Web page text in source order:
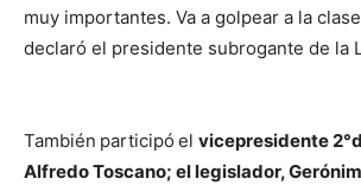
muy importantes. Va a golpear a la clase
declaró el presidente subrogante de la
También participó el vicepresidente
Alfredo Toscano; el legislador,